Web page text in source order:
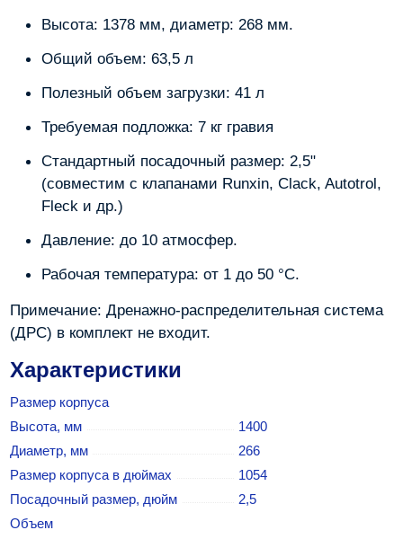
Высота: 1378 мм, диаметр: 268 мм.
Общий объем: 63,5 л
Полезный объем загрузки: 41 л
Требуемая подложка: 7 кг гравия
Стандартный посадочный размер: 2,5"
(совместим с клапанами Runxin, Clack, Autotrol,
Fleck и др.)
Давление: до 10 атмосфер.
Рабочая температура: от 1 до 50 °C.
Примечание: Дренажно-распределительная система
(ДРС) в комплект не входит.
Характеристики
Размер корпуса
Высота, мм
1400
Диаметр, мм
266
Размер корпуса в дюймах
1054
Посадочный размер, дюйм
2,5
Объем